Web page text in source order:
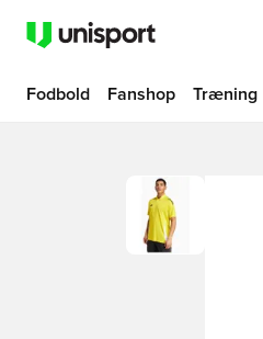
Fodbold Fanshop Træning